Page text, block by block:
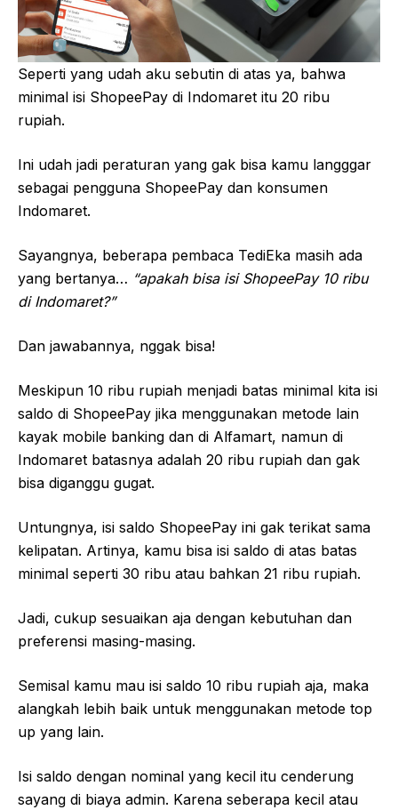
Seperti yang udah aku sebutin di atas ya, bahwa
minimal isi ShopeePay di Indomaret itu 20 ribu
rupiah.
Ini udah jadi peraturan yang gak bisa kamu langggar
sebagai pengguna ShopeePay dan konsumen
Indomaret.
Sayangnya, beberapa pembaca TediEka masih ada
yang bertanya… “apakah bisa isi ShopeePay 10 ribu
di Indomaret?”
Dan jawabannya, nggak bisa!
Meskipun 10 ribu rupiah menjadi batas minimal kita isi
saldo di ShopeePay jika menggunakan metode lain
kayak mobile banking dan di Alfamart, namun di
Indomaret batasnya adalah 20 ribu rupiah dan gak
bisa diganggu gugat.
Untungnya, isi saldo ShopeePay ini gak terikat sama
kelipatan. Artinya, kamu bisa isi saldo di atas batas
minimal seperti 30 ribu atau bahkan 21 ribu rupiah.
Jadi, cukup sesuaikan aja dengan kebutuhan dan
preferensi masing-masing.
Semisal kamu mau isi saldo 10 ribu rupiah aja, maka
alangkah lebih baik untuk menggunakan metode top
up yang lain.
Isi saldo dengan nominal yang kecil itu cenderung
sayang di biaya admin. Karena seberapa kecil atau